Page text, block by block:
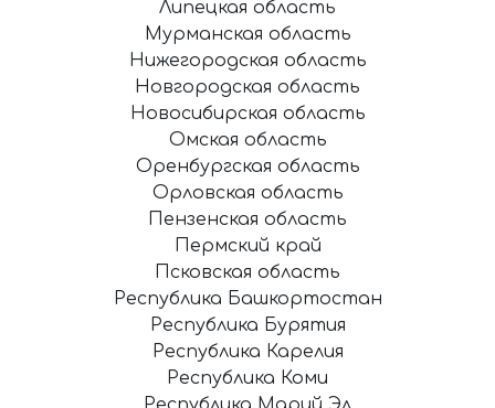
Липецкая область
Мурманская область
Нижегородская область
Новгородская область
Новосибирская область
Омская область
Оренбургская область
Орловская область
Пензенская область
Пермский край
Псковская область
Республика Башкортостан
Республика Бурятия
Республика Карелия
Республика Коми